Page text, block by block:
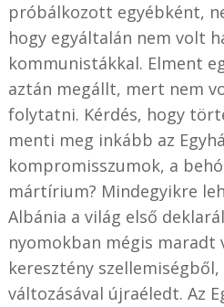
próbálkozott egyébként,
hogy egyáltalán nem volt
kommunistákkal. Elment
aztán megállt, mert nem
folytatni. Kérdés, hogy
menti meg inkább az
kompromisszumok, a
mártírium? Mindegyikre
Albánia a világ első
nyomokban mégis maradt
keresztény
változásával újraéledt. Az